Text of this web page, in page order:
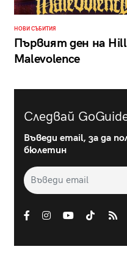
НОВИ СЪБИТИЯ
Първият ден на
Malevolence
Следвай
Въведи email, за да
бюлетин